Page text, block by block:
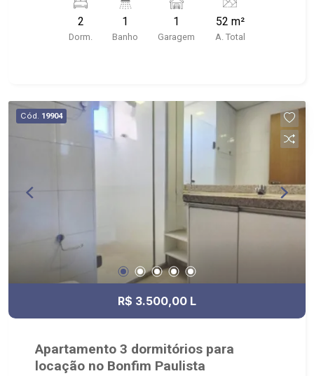
vaga de garagem coberta; - Condomínio com
playground, piscina, quadra poliesportiva e
portaria 24h; - Próximo ao Novo Mercadão, UNIP,
2
Dorm.
1
Banho
1
Garagem
52 m²
A. Total
Cód. 19904
R$ 3.500,00 L
Apartamento 3 dormitórios para
locação no Bonfim Paulista